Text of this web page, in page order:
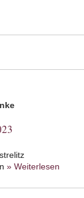
» Weiterlesen